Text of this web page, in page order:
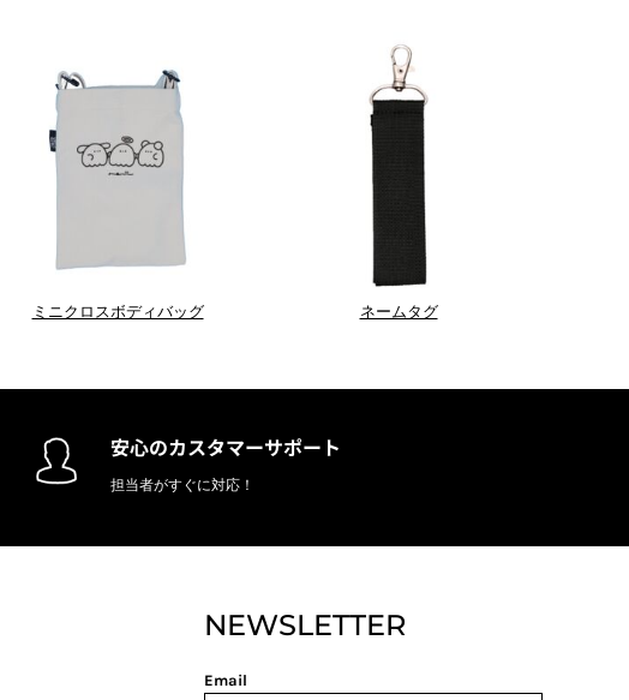
ミニクロスボディバッグ ネームタグ
安心のカスタマーサポート
担当者がすぐに対応！
NEWSLETTER
Email